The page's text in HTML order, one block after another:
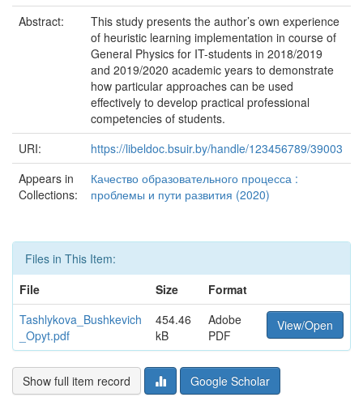
Abstract:
This study presents the author’s own experience
of heuristic learning implementation in course of
General Physics for IT-students in 2018/2019
and 2019/2020 academic years to demonstrate
how particular approaches can be used
effectively to develop practical professional
competencies of students.
URI:
https://libeldoc.bsuir.by/handle/123456789/39003
Appears in
Collections:
Качество образовательного процесса :
проблемы и пути развития (2020)
Files in This Item:
File
Size
Format
Tashlykova_Bushkevich
_Opyt.pdf
454.46
kB
Adobe
PDF
View/Open
Show full item record Google Scholar